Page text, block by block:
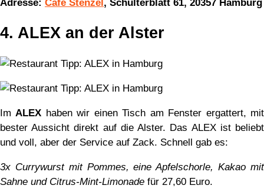
Adresse: Café Stenzel, Schulterblatt 61, 20357 Hamburg
4. ALEX an der Alster
ImALEX haben wir einen Tisch am Fenster ergattert, mit
bester Aussicht direkt auf die Alster. Das ALEX ist beliebt
und voll, aber der Service auf Zack. Schnell gab es:
3x Currywurst mit Pommes, eine Apfelschorle, Kakao mit
Sahne und Citrus-Mint-Limonade für 27,60 Euro.